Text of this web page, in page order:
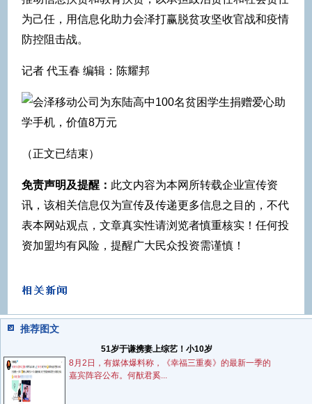
为己任，用信息化助力会泽打赢脱贫攻坚收官战和疫情
防控阻击战。
记者 代玉春 编辑：陈耀邦
（正文已结束）
免责声明及提醒： 此文内容为本网所转载企业宣传资
讯，该相关信息仅为宣传及传递更多信息之目的，不代
表本网站观点，文章真实性请浏览者慎重核实！任何投
资加盟均有风险，提醒广大民众投资需谨慎！
推荐图文
51岁于谦携妻上综艺！小10岁
8月2日，有媒体爆料称，《幸福三重奏》的最新一季的
嘉宾阵容公布。何猷君奚...